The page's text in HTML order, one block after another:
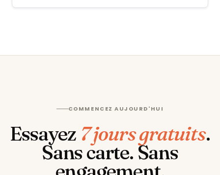
COMMENCEZ AUJOURD'HUI
Essayez 7 jours gratuits.
Sans carte. Sans